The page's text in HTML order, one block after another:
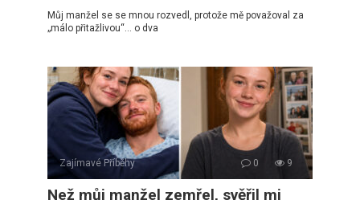
Můj manžel se se mnou rozvedl, protože mě považoval za
„málo přitažlivou“… o dva
Zajímavé Příběhy 0 9
Než můj manžel zemřel, svěřil mi